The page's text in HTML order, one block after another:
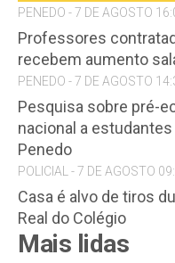
PENEDO - 7 DE AGOSTO
Professores
recebem aumento
PENEDO - 7 DE AGOSTO
Pesquisa sobre pré-
nacional a
Penedo
POLICIAL - 7 DE AGOSTO
Casa é alvo de tiros
Real do Colégio
Mais lidas